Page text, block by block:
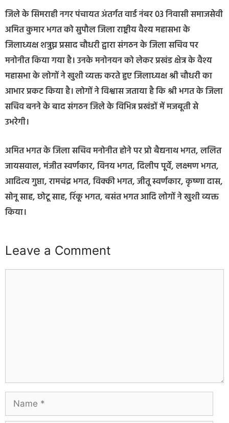
जिले के सिमराही नगर पंचायत अंतर्गत वार्ड नंबर 03 निवासी समाजसेवी
अमित कुमार भगत को सुपौल जिला राष्ट्रीय वैश्य महासभा के
जिलाध्यक्ष शत्रुघ्न प्रसाद चौधरी द्वारा संगठन के जिला सचिव पर
मनोनीत किया गया है। उनके मनोनयन को लेकर प्रखंड क्षेत्र के वैश्य
महासभा के लोगों ने खुशी व्यक्त करते हुए जिलाध्यक्ष श्री चौधरी का
आभार प्रकट किया है। लोगों ने विश्वास जताया है कि श्री भगत के जिला
सचिव बनने के बाद संगठन जिले के विभिन्न प्रखंडों में मजबूती से
उभरेगी।
अमित भगत के जिला सचिव मनोनीत होने पर प्रो बैद्यनाथ भगत, ललित
जायसवाल, मंजीत स्वर्णकार, विनय भगत, दिलीप पूर्वे, लक्ष्मण भगत,
आदित्य गुप्ता, रामचंद्र भगत, विक्की भगत, जीतू स्वर्णकार, कृष्णा दास,
सोनू साह, छोटू साह, रिंकू भगत, बसंत भगत आदि लोगों ने खुशी व्यक्त
किया।
Leave a Comment